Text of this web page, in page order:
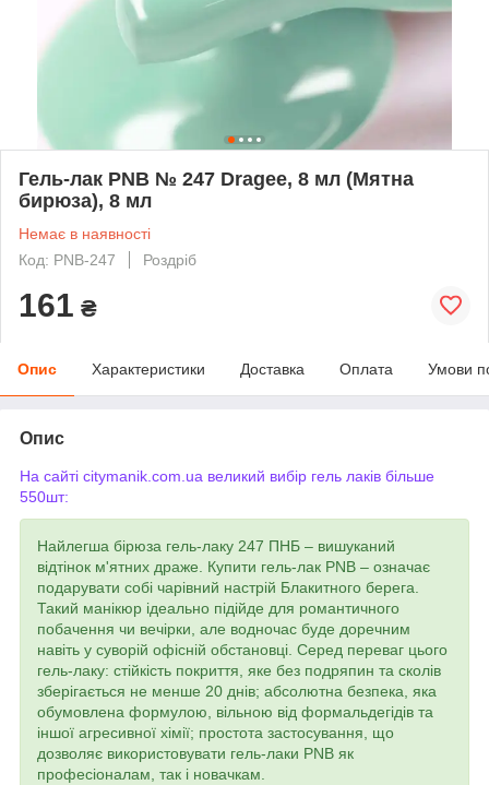
Гель-лак PNB № 247 Dragee, 8 мл (Мятна
бирюза), 8 мл
Немає в наявності
Код: PNB-247
Роздріб
161 ₴
Опис Характеристики Доставка Оплата Умови
Опис
На сайті citymanik.com.ua великий вибір гель лаків більше
550шт:
Найлегша бірюза гель-лаку 247 ПНБ – вишуканий
відтінок м'ятних драже. Купити гель-лак PNB – означає
подарувати собі чарівний настрій Блакитного берега.
Такий манікюр ідеально підійде для романтичного
побачення чи вечірки, але водночас буде доречним
навіть у суворій офісній обстановці. Серед переваг цього
гель-лаку: стійкість покриття, яке без подряпин та сколів
зберігається не менше 20 днів; абсолютна безпека, яка
обумовлена ​​формулою, вільною від формальдегідів та
іншої агресивної хімії; простота застосування, що
дозволяє використовувати гель-лаки PNB як
професіоналам, так і новачкам.